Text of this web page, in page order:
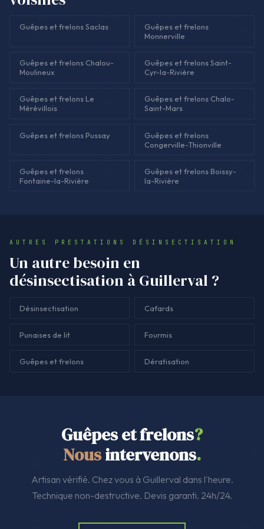
Guêpes et frelons Saclas
Guêpes et frelons
Monnerville
Guêpes et frelons Chalou-
Moulineux
Guêpes et frelons Saint-
Cyr-la-Rivière
Guêpes et frelons Le
Mérévillois
Guêpes et frelons Chalo-
Saint-Mars
Guêpes et frelons Pussay
Guêpes et frelons
Congerville-Thionville
Guêpes et frelons
Fontaine-la-Rivière
Guêpes et frelons Boissy-
la-Rivière
AUTRES PRESTATIONS DÉSINSECTISATION
Un autre besoin en
désinsectisation à Guillerval ?
Désinsectisation Cafards
Punaises de lit Fourmis
Guêpes et frelons Dératisation
Guêpes et frelons?
Nousintervenons.
Artisan vérifié. Chez vous à Guillerval dans l'heure.
Technique non-destructive. Devis garanti. 24h/24.